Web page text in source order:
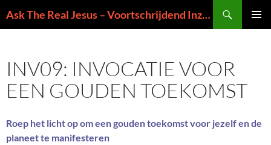
naar
Ask The Real Jesus – Voortschrijdend Inzicht in de Zin van het Leven
INV09: INVOCATIE VOOR
EEN GOUDEN TOEKOMST
Roep het licht op om een gouden toekomst voor jezelf en de
planeet te manifesteren